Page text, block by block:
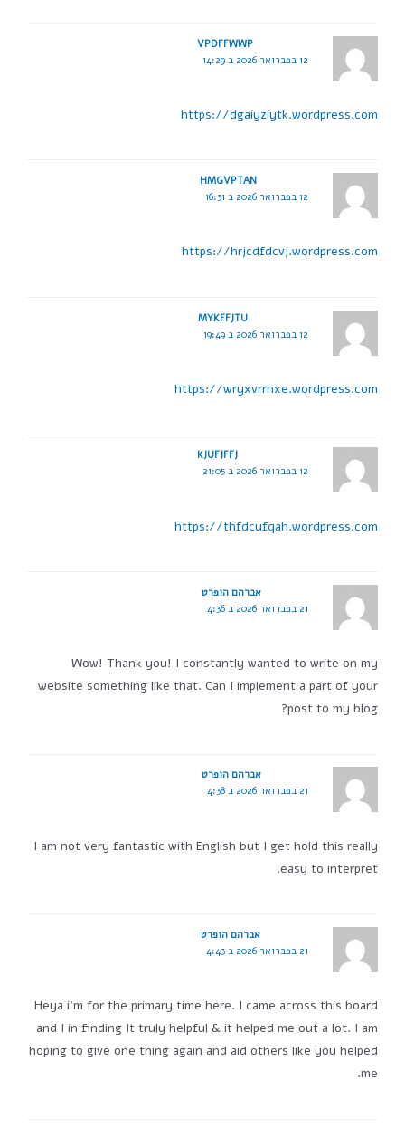
VPDFFWWP
12 בפברואר 2026 ב 14:29
https://dgaiyziytk.wordpress.com
HMGVPTAN
12 בפברואר 2026 ב 16:31
https://hrjcdfdcvj.wordpress.com
MYKFFJTU
12 בפברואר 2026 ב 19:49
https://wryxvrrhxe.wordpress.com
KJUFJFFJ
12 בפברואר 2026 ב 21:05
https://thfdcufqah.wordpress.com
אברהם הופרט
21 בפברואר 2026 ב 4:36
Wow! Thank you! I constantly wanted to write on my
website something like that. Can I implement a part of your
post to my blog?
אברהם הופרט
21 בפברואר 2026 ב 4:38
I am not very fantastic with English but I get hold this really
easy to interpret.
אברהם הופרט
21 בפברואר 2026 ב 4:43
Heya i'm for the primary time here. I came across this board
and I in finding It truly helpful & it helped me out a lot. I am
hoping to give one thing again and aid others like you helped
me.